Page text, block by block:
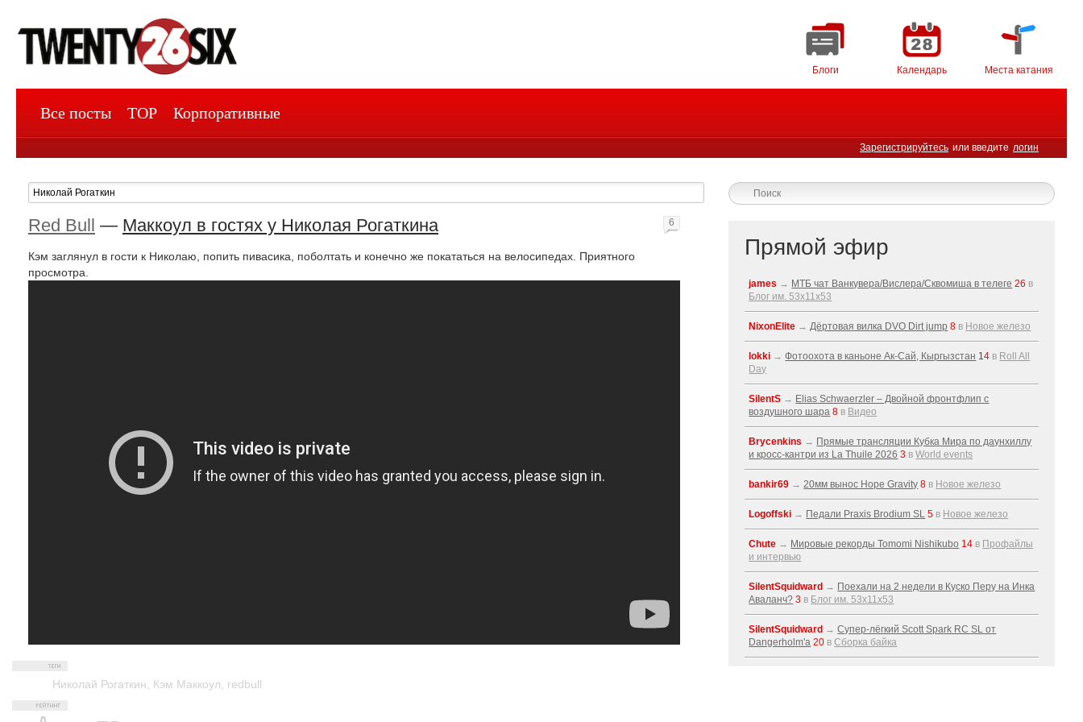
Блоги Календарь Места катания
Зарегистрируйтесь или введите логин
Все посты TOP Корпоративные
Red Bull — Маккоул в гостях у Николая Рогаткина
Кэм заглянул в гости к Николаю, попить пивасика, поболтать и конечно же покататься на велосипедах. Приятного
просмотра.
Николай Рогаткин Кэм Маккоул redbull
6
Прямой эфир
james → МТБ чат Ванкувера/Вислера/Сквомиша в телеге 26 в
Блог им. 53x11x53
NixonElite →Дёртовая вилка DVO Dirt jump 8 в Новое железо
lokki →Фотоохота в каньоне Ак-Cай, Кыргызстан 14 в Roll All
Day
SilentS → Elias Schwaerzler – Двойной фронтфлип с
воздушного шара 8 в Видео
Brycenkins → Прямые трансляции Кубка Мира по даунхиллу
и кросс-кантри из La Thuile 2026 3 вWorld events
bankir69 →20мм вынос Hope Gravity 8 в Новое железо
Logoffski → Педали Praxis Brodium SL 5 в Новое железо
Chute → Мировые рекорды Tomomi Nishikubo 14 в Профайлы
и интервью
SilentSquidward → Поехали на 2 недели в Куско Перу на Инка
Аваланч? 3 в Блог им. 53x11x53
SilentSquidward →Супер-лёгкий Scott Spark RC SL от
Dangerholm'a 20 вСборка байка